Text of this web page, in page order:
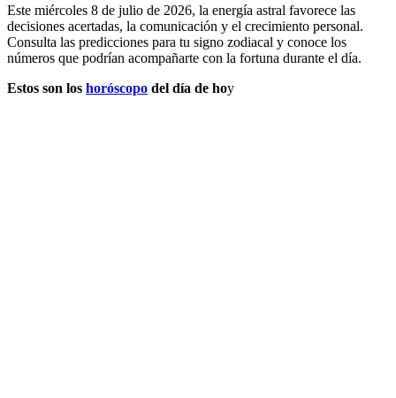
Este miércoles 8 de julio de 2026, la energía astral favorece las
decisiones acertadas, la comunicación y el crecimiento personal.
Consulta las predicciones para tu signo zodiacal y conoce los
números que podrían acompañarte con la fortuna durante el día.
Estos son los horóscopo del día de hoy